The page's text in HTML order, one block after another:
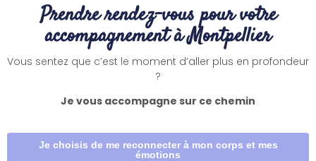
Prendre rendez-vous pour votre
accompagnement à Montpellier
Vous sentez que c’est le moment d’aller plus en profondeur
?
Je vous accompagne sur ce chemin
Je choisis de me reconnecter à mon corps et mes
émotions